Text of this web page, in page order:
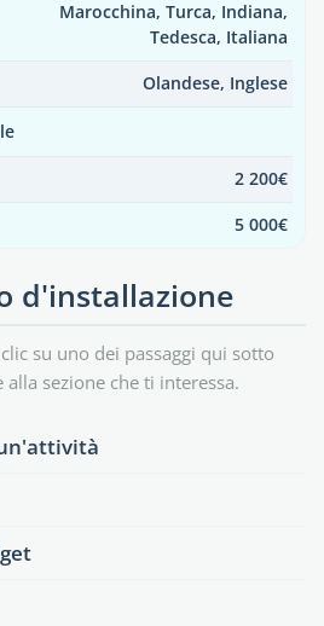
Marocchina, Turca, Indiana,
Tedesca, Italiana
Olandese, Inglese
2 200€
5 000€
d'installazione
su uno dei passaggi qui sotto
sezione che ti interessa.